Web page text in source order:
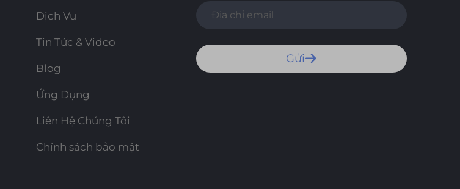
Dịch Vụ
Tin Tức & Video
Blog
Ứng Dụng
Liên Hệ Chúng Tôi
Chính sách bảo mật
Gửi